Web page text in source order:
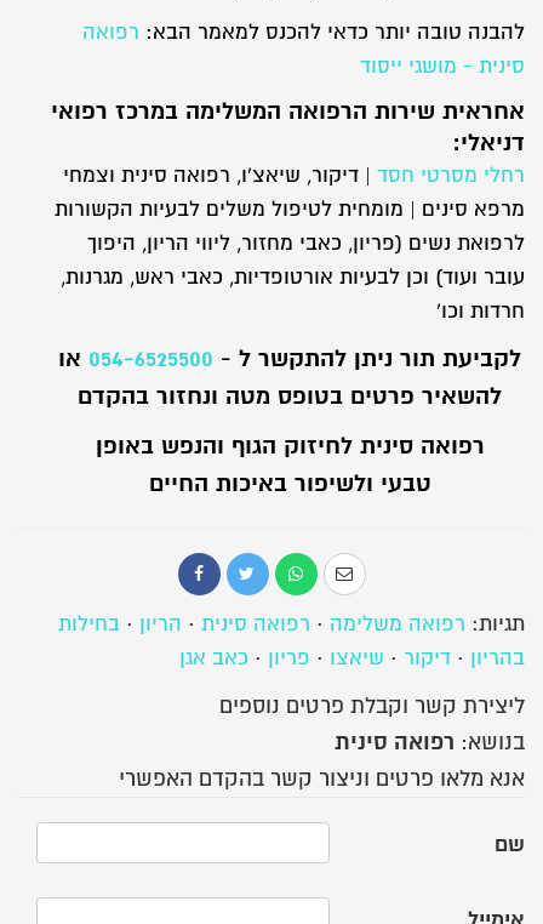
להבנה טובה יותר כדאי להכנס למאמר הבא: רפואה
סינית - מושגי ייסוד
אחראית שירות הרפואה המשלימה במרכז רפואי
דניאלי:
רחלי מסרטי חסד | דיקור, שיאצ'ו, רפואה סינית וצמחי
מרפא סינים | מומחית לטיפול משלים לבעיות הקשורות
לרפואת נשים (פריון, כאבי מחזור, ליווי הריון, היפוך
עובר ועוד) וכן לבעיות אורטופדיות, כאבי ראש, מגרנות,
חרדות וכו'
לקביעת תור ניתן להתקשר ל - 054-6525500 או
להשאיר פרטים בטופס מטה ונחזור בהקדם
רפואה סינית לחיזוק הגוף והנפש באופן
טבעי ולשיפור באיכות החיים
תגיות: רפואה משלימה · רפואה סינית · הריון · בחילות
בהריון · דיקור · שיאצו · פריון · כאב אגן
ליצירת קשר וקבלת פרטים נוספים
בנושא: רפואה סינית
אנא מלאו פרטים וניצור קשר בהקדם האפשרי
שם